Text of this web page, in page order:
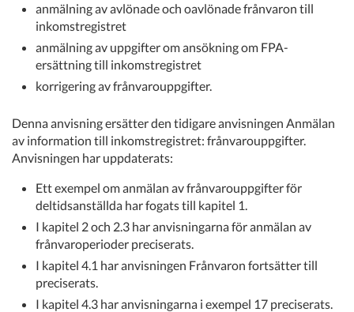
anmälning av avlönade och oavlönade frånvaron till
inkomstregistret
anmälning av uppgifter om ansökning om FPA-
ersättning till inkomstregistret
korrigering av frånvarouppgifter.
Denna anvisning ersätter den tidigare anvisningen Anmälan
av information till inkomstregistret: frånvarouppgifter.
Anvisningen har uppdaterats:
Ett exempel om anmälan av frånvarouppgifter för
deltidsanställda har fogats till kapitel 1.
I kapitel 2 och 2.3 har anvisningarna för anmälan av
frånvaroperioder preciserats.
I kapitel 4.1 har anvisningen Frånvaron fortsätter till
preciserats.
I kapitel 4.3 har anvisningarna i exempel 17 preciserats.